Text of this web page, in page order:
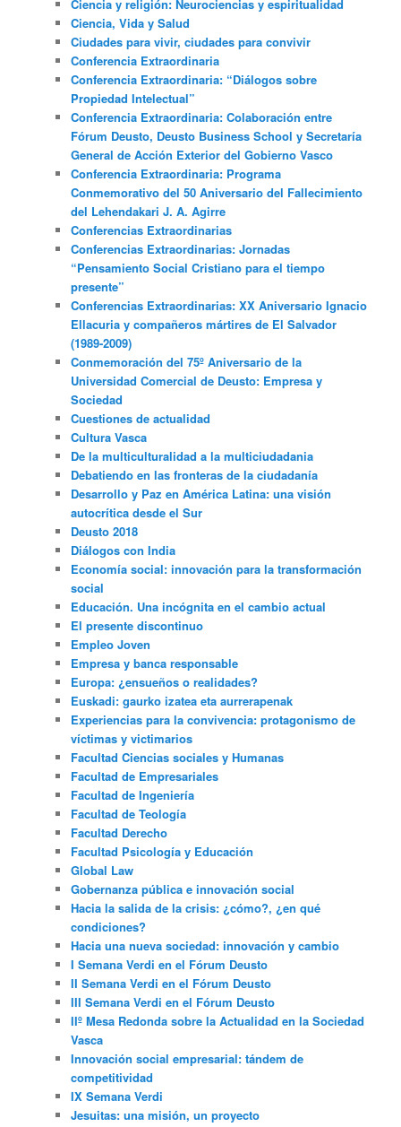
Ciencia y religión: Neurociencias y espiritualidad
Ciencia, Vida y Salud
Ciudades para vivir, ciudades para convivir
Conferencia Extraordinaria
Conferencia Extraordinaria: “Diálogos sobre
Propiedad Intelectual”
Conferencia Extraordinaria: Colaboración entre
Fórum Deusto, Deusto Business School y Secretaría
General de Acción Exterior del Gobierno Vasco
Conferencia Extraordinaria: Programa
Conmemorativo del 50 Aniversario del Fallecimiento
del Lehendakari J. A. Agirre
Conferencias Extraordinarias
Conferencias Extraordinarias: Jornadas
“Pensamiento Social Cristiano para el tiempo
presente”
Conferencias Extraordinarias: XX Aniversario Ignacio
Ellacuria y compañeros mártires de El Salvador
(1989-2009)
Conmemoración del 75º Aniversario de la
Universidad Comercial de Deusto: Empresa y
Sociedad
Cuestiones de actualidad
Cultura Vasca
De la multiculturalidad a la multiciudadania
Debatiendo en las fronteras de la ciudadanía
Desarrollo y Paz en América Latina: una visión
autocrítica desde el Sur
Deusto 2018
Diálogos con India
Economía social: innovación para la transformación
social
Educación. Una incógnita en el cambio actual
El presente discontinuo
Empleo Joven
Empresa y banca responsable
Europa: ¿ensueños o realidades?
Euskadi: gaurko izatea eta aurrerapenak
Experiencias para la convivencia: protagonismo de
víctimas y victimarios
Facultad Ciencias sociales y Humanas
Facultad de Empresariales
Facultad de Ingeniería
Facultad de Teología
Facultad Derecho
Facultad Psicología y Educación
Global Law
Gobernanza pública e innovación social
Hacia la salida de la crisis: ¿cómo?, ¿en qué
condiciones?
Hacia una nueva sociedad: innovación y cambio
I Semana Verdi en el Fórum Deusto
II Semana Verdi en el Fórum Deusto
III Semana Verdi en el Fórum Deusto
IIº Mesa Redonda sobre la Actualidad en la Sociedad
Vasca
Innovación social empresarial: tándem de
competitividad
IX Semana Verdi
Jesuitas: una misión, un proyecto